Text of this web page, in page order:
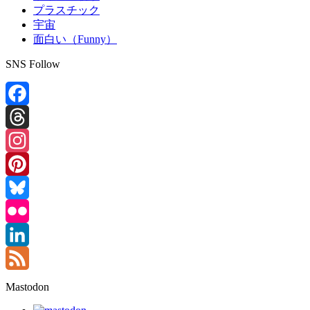
プラスチック
宇宙
面白い（Funny）
SNS Follow
Facebook
Threads
Instagram
Pinterest
Bluesky
Flickr
LinkedIn
Feed
Mastodon